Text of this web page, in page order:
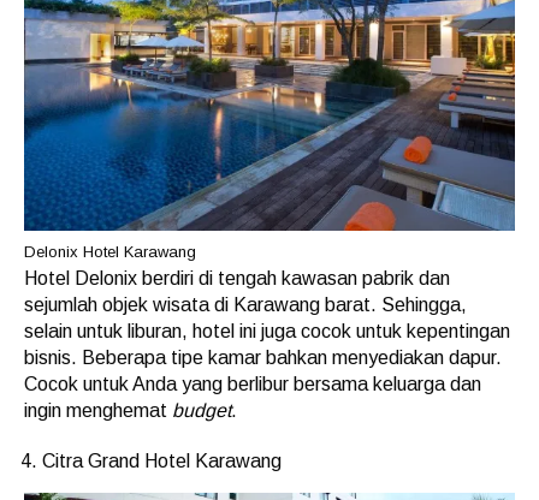
Delonix Hotel Karawang
Hotel Delonix berdiri di tengah kawasan pabrik dan
sejumlah objek wisata di Karawang barat. Sehingga,
selain untuk liburan, hotel ini juga cocok untuk kepentingan
bisnis. Beberapa tipe kamar bahkan menyediakan dapur.
Cocok untuk Anda yang berlibur bersama keluarga dan
ingin menghemat budget.
Citra Grand Hotel Karawang